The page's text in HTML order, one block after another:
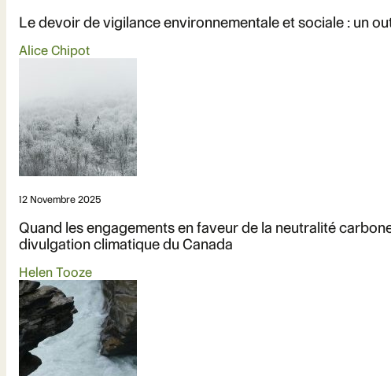
Le devoir de vigilance environnementale et sociale : un
Alice Chipot
12 Novembre 2025
Quand les engagements en faveur de la neutralité
divulgation climatique du Canada
Helen Tooze